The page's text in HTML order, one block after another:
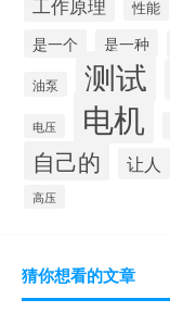
性能
是一个 是一种
油泵 测试
电压 电机
自己的 让人
高压
猜你想看的文章